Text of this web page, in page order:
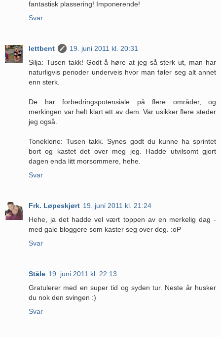
fantastisk plassering! Imponerende!
Svar
lettbent
19. juni 2011 kl. 20:31
Silja: Tusen takk! Godt å høre at jeg så sterk ut, man har
naturligvis perioder underveis hvor man føler seg alt annet
enn sterk.
De har forbedringspotensiale på flere områder, og
merkingen var helt klart ett av dem. Var usikker flere steder
jeg også.
Toneklone: Tusen takk. Synes godt du kunne ha sprintet
bort og kastet det over meg jeg. Hadde utvilsomt gjort
dagen enda litt morsommere, hehe.
Svar
Frk. Løpeskjørt 19. juni 2011 kl. 21:24
Hehe, ja det hadde vel vært toppen av en merkelig dag -
med gale bloggere som kaster seg over deg. :oP
Svar
Ståle 19. juni 2011 kl. 22:13
Gratulerer med en super tid og syden tur. Neste år husker
du nok den svingen :)
Svar